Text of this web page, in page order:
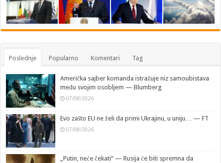
Poslednje Popularno Komentari Tag
Američka sajber komanda istražuje niz samoubistava
među svojim osobljem — Blumberg
07/08/2026
Evo zašto EU ne želi da primi Ukrajinu, u uniju… — FT
07/08/2026
„Putin, neće čekati“ — Rusija će biti spremna da